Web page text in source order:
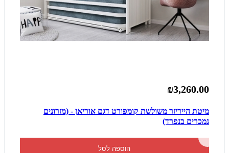
₪3,260.00
מיטת הייריזר משולשת קומפורט דגם אוריאן - (מזרונים
נמכרים בנפרד)
הוספה לסל